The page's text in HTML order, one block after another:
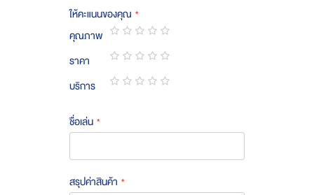
ให้คะแนนของคุณ
คุณภาพ
1
star
2
stars
3
stars
4
stars
5
stars
ราคา
1
star
2
stars
3
stars
4
stars
5
stars
บริการ
ชื่อเล่น
สรุปค่าสินค้า